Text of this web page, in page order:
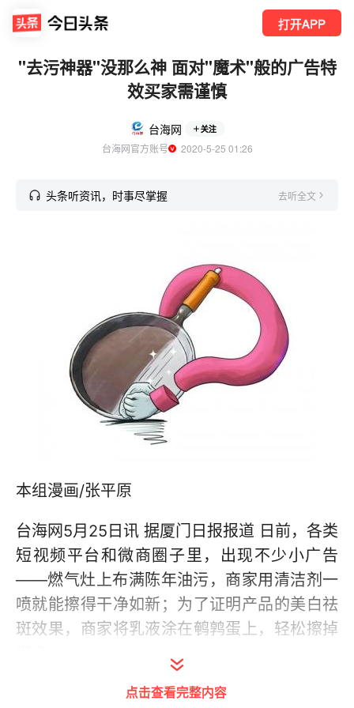
打开APP
"去污神器"没那么神 面对"魔术"般的广告特
效买家需谨慎
台海网 关注
台海网官方账号
  2020-5-25 01:26
头条听资讯，时事尽掌握 去听全文
本组漫画/张平原
台海网5月25日讯 据厦门日报报道 日前，各类
短视频平台和微商圈子里，出现不少小广告
——燃气灶上布满陈年油污，商家用清洁剂一
喷就能擦得干净如新；为了证明产品的美白祛
斑效果，商家将乳液涂在鹌鹑蛋上，轻松擦掉
一些市民反映，购买网上商家推销的产品后，
点击查看完整内容